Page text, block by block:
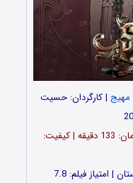
مهیج | کارگردان: حسیت
زبان: تلوگو | زیرنویس فارسی: دارد | زمان: 133 دقیقه | کیفیت: